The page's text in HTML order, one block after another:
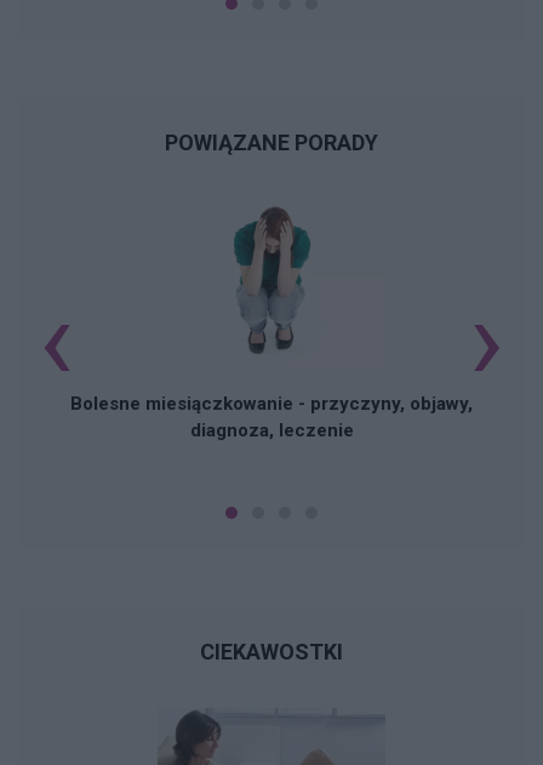
POWIĄZANE PORADY
Bolesne miesiączkowanie - przyczyny, objawy,
diagnoza, leczenie
‹ ›
CIEKAWOSTKI